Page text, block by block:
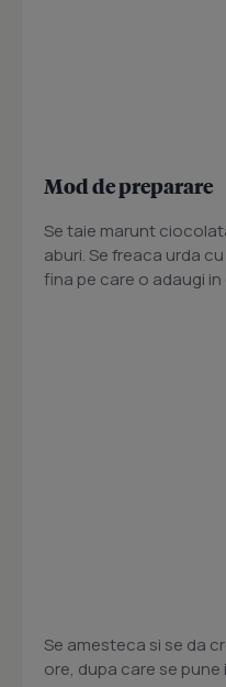
Mod de preparare
Se taie marunt
aburi. Se freaca urda
fina pe care o adaugi
Se amesteca si se da
ore, dupa care se